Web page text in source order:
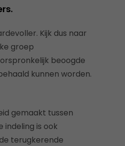
Kijk dus naar
groep
beoogde
kunnen worden.
gemaakt tussen
is ook
terugkerende